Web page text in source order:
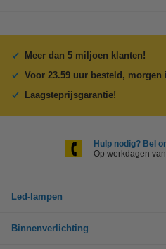
Meer dan 5 miljoen klanten!
Voor 23.59 uur besteld, morgen
Laagsteprijsgarantie!
Hulp nodig? Bel
Op werkdagen
Led-lampen
Binnenverlichting